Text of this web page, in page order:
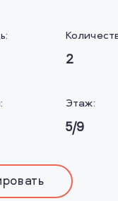
2
Этаж:
5/9